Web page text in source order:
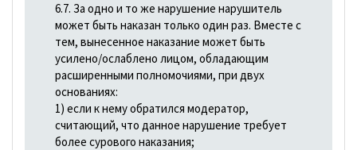
6.7. За одно и то же нарушение нарушитель
может быть наказан только один раз. Вместе с
тем, вынесенное наказание может быть
усилено/ослаблено лицом, обладающим
расширенными полномочиями, при двух
основаниях:
1) если к нему обратился модератор,
считающий, что данное нарушение требует
более сурового наказания;